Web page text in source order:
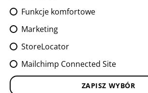
się z nami. Zadzwoń do nas pod numer
50900
w godzinach pracy naszego biura.
Funkcje komfortowe
Marketing
StoreLocator
Mailchimp Connected Site
ZAPISZ WYBÓR